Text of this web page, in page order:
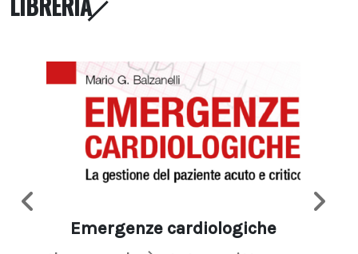
Emergenze cardiologiche